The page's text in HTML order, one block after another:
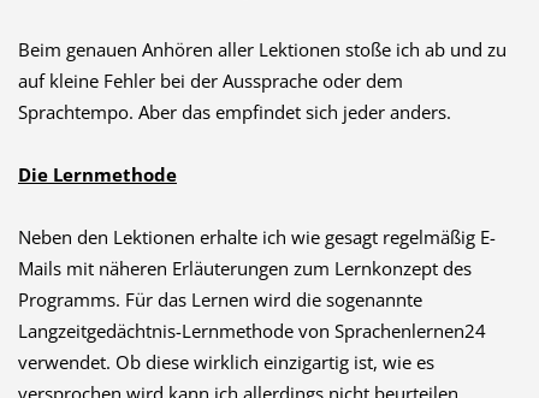
Beim genauen Anhören aller Lektionen stoße ich ab und zu
auf kleine Fehler bei der Aussprache oder dem
Sprachtempo. Aber das empfindet sich jeder anders.
Die Lernmethode
Neben den Lektionen erhalte ich wie gesagt regelmäßig E-
Mails mit näheren Erläuterungen zum Lernkonzept des
Programms. Für das Lernen wird die sogenannte
Langzeitgedächtnis-Lernmethode von Sprachenlernen24
verwendet. Ob diese wirklich einzigartig ist, wie es
versprochen wird kann ich allerdings nicht beurteilen.